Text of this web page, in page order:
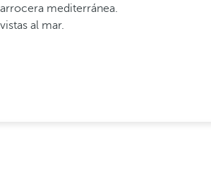
mediterránea.
al mar.